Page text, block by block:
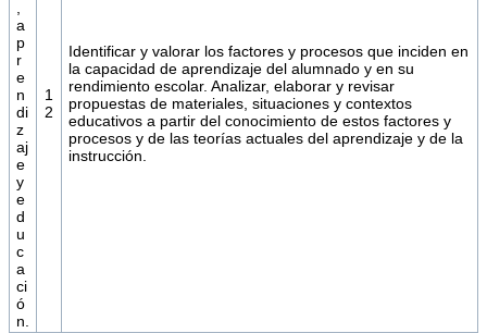
a
p
r
e
n
di
z
aj
e
y
e
d
u
c
a
ci
ó
n.
1
2
Identificar y valorar los factores y procesos que inciden en
la capacidad de aprendizaje del alumnado y en su
rendimiento escolar. Analizar, elaborar y revisar
propuestas de materiales, situaciones y contextos
educativos a partir del conocimiento de estos factores y
procesos y de las teorías actuales del aprendizaje y de la
instrucción.